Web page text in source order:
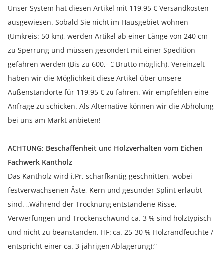
Unser System hat diesen Artikel mit 119,95 € Versandkosten
ausgewiesen. Sobald Sie nicht im Hausgebiet wohnen
(Umkreis: 50 km), werden Artikel ab einer Länge von 240 cm
zu Sperrung und müssen gesondert mit einer Spedition
gefahren werden (Bis zu 600,- € Brutto möglich). Vereinzelt
haben wir die Möglichkeit diese Artikel über unsere
Außenstandorte für 119,95 € zu fahren. Wir empfehlen eine
Anfrage zu schicken. Als Alternative können wir die Abholung
bei uns am Markt anbieten!
ACHTUNG: Beschaffenheit und Holzverhalten vom Eichen
Fachwerk Kantholz
Das Kantholz wird i.Pr. scharfkantig geschnitten, wobei
festverwachsenen Äste, Kern und gesunder Splint erlaubt
sind. „Während der Trocknung entstandene Risse,
Verwerfungen und Trockenschwund ca. 3 % sind holztypisch
und nicht zu beanstanden. HF: ca. 25-30 % Holzrandfeuchte /
entspricht einer ca. 3-jährigen Ablagerung):“